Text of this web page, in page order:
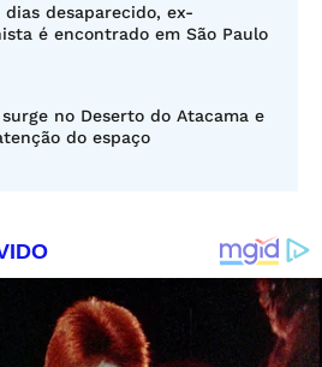
dias desaparecido, ex-
é encontrado em São Paulo
no Deserto do Atacama e
do espaço